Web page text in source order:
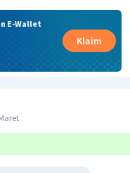
E-Wallet
Klaim